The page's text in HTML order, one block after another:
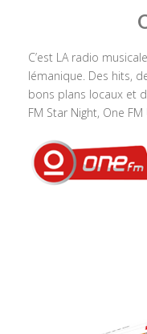
C’est LA radio
lémanique. Des hits,
bons plans locaux et
FM Star Night, One